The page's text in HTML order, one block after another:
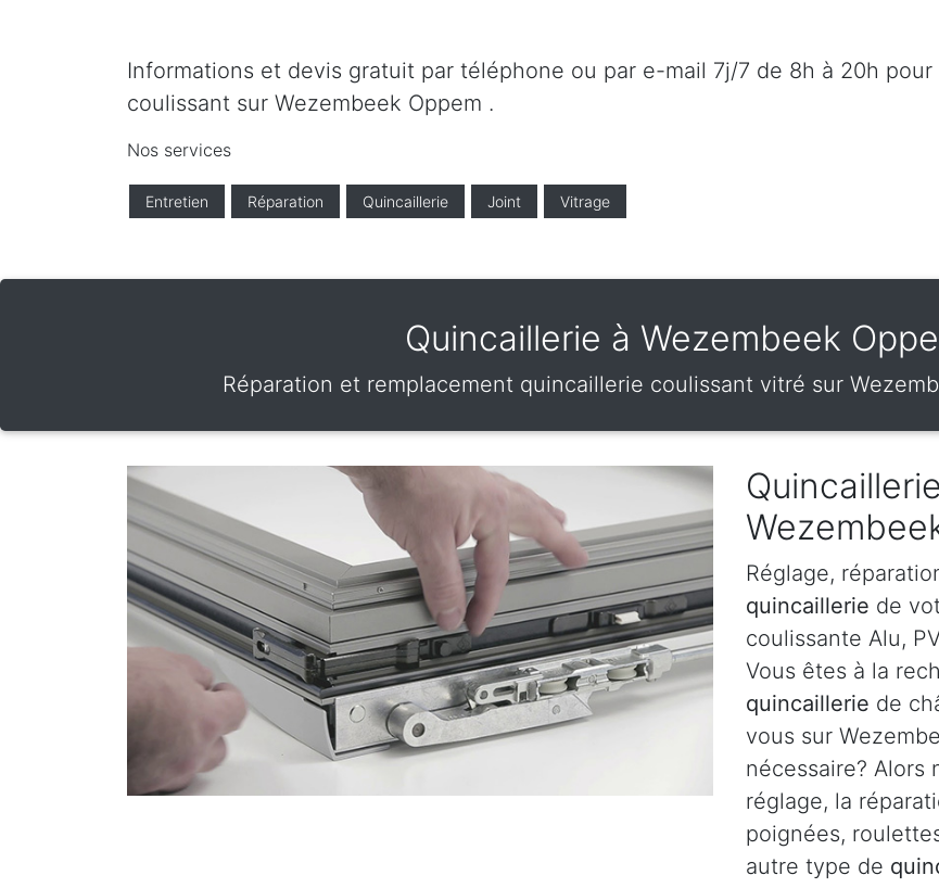
Informations et devis gratuit par téléphone ou par e-mail 7j/7 de 8h à 20h
coulissant sur Wezembeek Oppem .
Nos services
Entretien Réparation Quincaillerie Joint Vitrage
Quincaillerie à Wezembeek
Réparation et remplacement quincaillerie coulissant vitré sur
Réglage,
quincaillerie de
coulissante Alu,
Vous êtes à la
quincaillerie de
vous sur
nécessaire? Alors
réglage, la
poignées,
autre type de